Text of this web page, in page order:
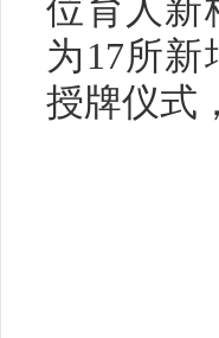
位育人新
为17所
授牌仪式